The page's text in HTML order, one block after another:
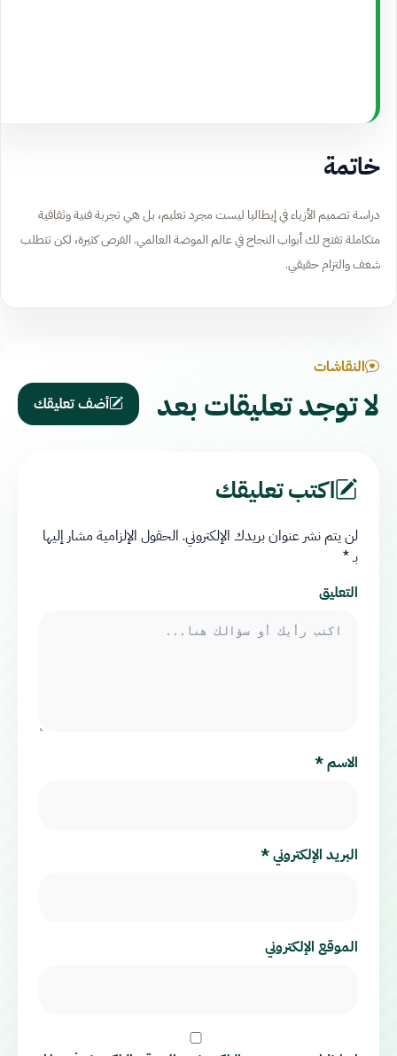
خاتمة
دراسة تصميم الأزياء في إيطاليا ليست مجرد تعليم، بل هي تجربة فنية وثقافية
متكاملة تفتح لك أبواب النجاح في عالم الموضة العالمي. الفرص كثيرة، لكن تتطلب
شغف والتزام حقيقي.
النقاشات
لا توجد تعليقات بعد أضف تعليقك
اكتب تعليقك
لن يتم نشر عنوان بريدك الإلكتروني. الحقول الإلزامية مشار إليها
بـ*
التعليق
الاسم*
البريد الإلكتروني*
الموقع الإلكتروني